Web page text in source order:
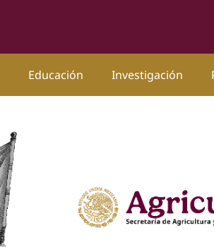
Educación Investigación